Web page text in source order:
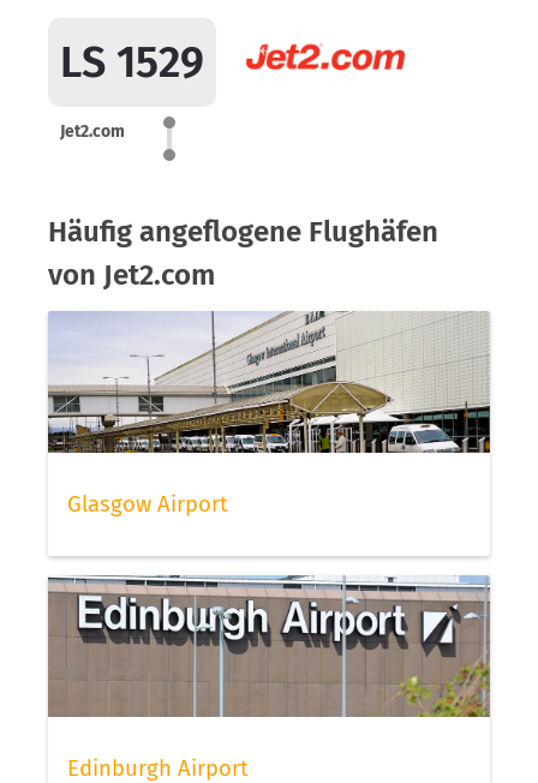
LS 1529
Jet2.com
Häufig angeflogene Flughäfen
von Jet2.com
Glasgow Airport
Edinburgh Airport